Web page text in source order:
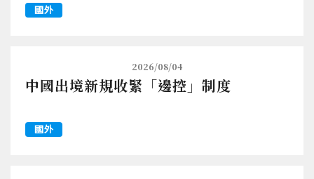
國外
2026/08/04
中國出境新規收緊「邊控」制度
國外